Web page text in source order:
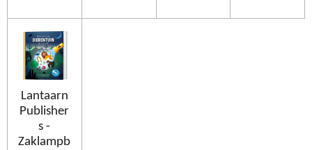
Lantaarn
Publisher
s -
Zaklampb